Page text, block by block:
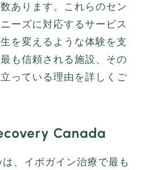
あります。これらのセン
ーズに対応するサービス
を変えるような体験を支
も信頼される施設、その
っている理由を詳しくご
Canada
、イボガイン治療で最も